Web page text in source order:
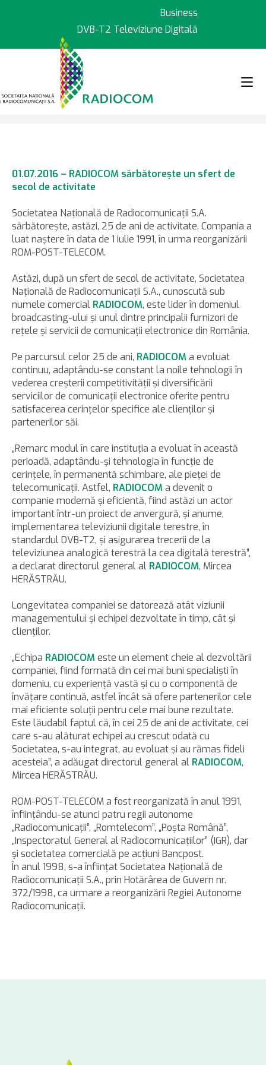
Business
DVB-T2 Televiziune Digitală
>
01.07.2016 – RADIOCOM sărbătoreşte un sfert de
secol de activitate
Societatea Naţională de Radiocomunicaţii S.A.
sărbătoreşte, astăzi, 25 de ani de activitate. Compania a
luat naştere în data de 1 iulie 1991, în urma reorganizării
ROM-POST-TELECOM.
Astăzi, după un sfert de secol de activitate, Societatea
Naţională de Radiocomunicaţii S.A., cunoscută sub
numele comercial RADIOCOM, este lider în domeniul
broadcasting-ului şi unul dintre principalii furnizori de
reţele şi servicii de comunicaţii electronice din România.
Pe parcursul celor 25 de ani, RADIOCOM a evoluat
continuu, adaptându-se constant la noile tehnologii în
vederea creşterii competitivităţii şi diversificării
serviciilor de comunicaţii electronice oferite pentru
satisfacerea cerinţelor specifice ale clienţilor şi
partenerilor săi.
„Remarc modul în care instituţia a evoluat în această
perioadă, adaptându-şi tehnologia în funcţie de
cerinţele, în permanentă schimbare, ale pieţei de
telecomunicaţii. Astfel, RADIOCOM a devenit o
companie modernă şi eficientă, fiind astăzi un actor
important într-un proiect de anvergură, şi anume,
implementarea televiziunii digitale terestre, în
standardul DVB-T2, şi asigurarea trecerii de la
televiziunea analogică terestră la cea digitală terestră”,
a declarat directorul general al RADIOCOM, Mircea
HERĂSTRĂU.
Longevitatea companiei se datorează atât viziunii
managementului şi echipei dezvoltate în timp, cât şi
clienţilor.
„Echipa RADIOCOM este un element cheie al dezvoltării
companiei, fiind formată din cei mai buni specialişti în
domeniu, cu experienţă vastă şi cu o componentă de
învăţare continuă, astfel încât să ofere partenerilor cele
mai eficiente soluţii pentru cele mai bune rezultate.
Este lăudabil faptul că, în cei 25 de ani de activitate, cei
care s-au alăturat echipei au crescut odată cu
Societatea, s-au integrat, au evoluat şi au rămas fideli
acesteia”, a adăugat directorul general al RADIOCOM,
Mircea HERĂSTRĂU.
ROM-POST-TELECOM a fost reorganizată în anul 1991,
înfiinţându-se atunci patru regii autonome
„Radiocomunicaţii”, „Romtelecom”, „Poşta Română”,
„Inspectoratul General al Radiocomunicaţiilor” (IGR), dar
şi societatea comercială pe acţiuni Bancpost.
În anul 1998, s-a înfiinţat Societatea Naţională de
Radiocomunicaţii S.A., prin Hotărârea de Guvern nr.
372/1998, ca urmare a reorganizării Regiei Autonome
Radiocomunicaţii.